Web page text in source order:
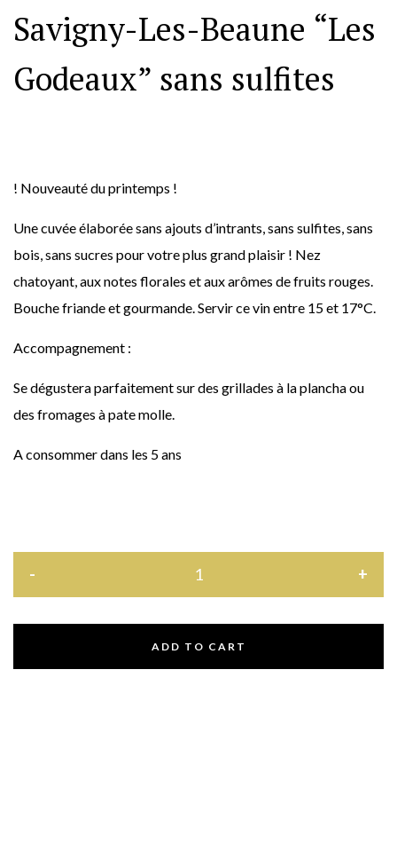
Savigny-Les-Beaune “Les
Godeaux” sans sulfites
! Nouveauté du printemps !
Une cuvée élaborée sans ajouts d’intrants, sans sulfites, sans
bois, sans sucres pour votre plus grand plaisir ! Nez
chatoyant, aux notes florales et aux arômes de fruits rouges.
Bouche friande et gourmande. Servir ce vin entre 15 et 17°C.
Accompagnement :
Se dégustera parfaitement sur des grillades à la plancha ou
des fromages à pate molle.
A consommer dans les 5 ans
ADD TO CART